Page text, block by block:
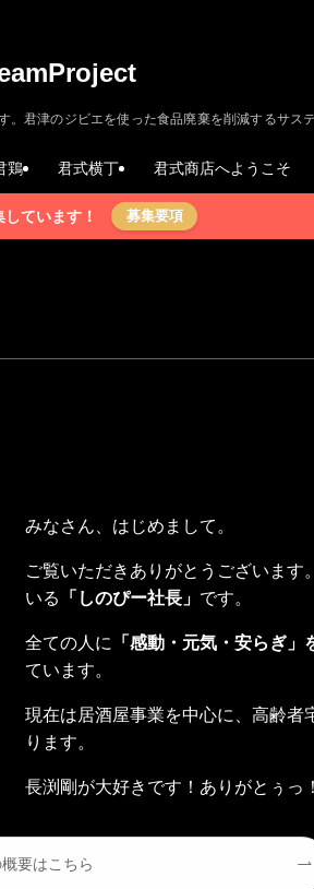
君津のジビエを使った食品廃棄を削減するサ
鶏 君式横丁 君式商店へようこそ
ています！ 募集要項
みなさん、はじめまして。
ご覧いただきありがとうございます
いる
「しのぴー社長」 です。
全ての人に 「感動・元気・安らぎ」
ています。
現在は居酒屋事業を中心に、高齢者
ります。
長渕剛が大好きです！ありがとぅっ！
要はこちら